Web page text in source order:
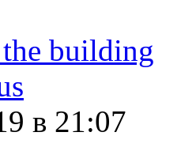
building
в 21:07